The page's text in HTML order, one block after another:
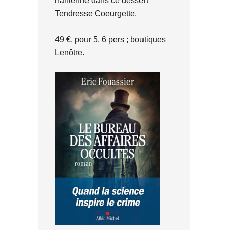
Tendresse Coeurgette.
49 €, pour 5, 6 pers ; boutiques
Lenôtre.